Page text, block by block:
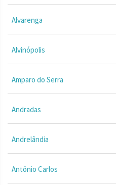
Alvarenga
Alvinópolis
Amparo do Serra
Andradas
Andrelândia
Antônio Carlos